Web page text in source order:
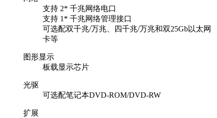
支持 2* 千兆网络电口
支持 1* 千兆网络管理接口
可选配双千兆/万兆、四千兆/万兆和双25Gb以太网
卡等
图形显示
板载显示芯片
光驱
可选配笔记本DVD-ROM/DVD-RW
扩展